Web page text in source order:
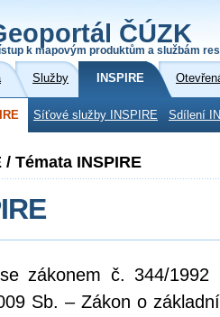
ČÚZK
k mapovým produktům a službám
Služby INSPIRE
Síťové služby INSPIRE Sdílení
/ Témata INSPIRE
zákonem č. 344/
Sb. – Zákon o